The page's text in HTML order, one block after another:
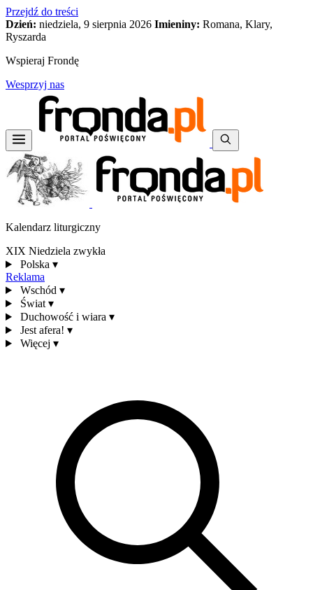
Przejdź do treści
Dzień: niedziela, 9 sierpnia 2026 Imieniny: Romana, Klary,
Ryszarda
Wspieraj Frondę
Wesprzyj nas
Kalendarz liturgiczny
XIX Niedziela zwykła
Polska ▾
Reklama
Wschód ▾
Świat ▾
Duchowość i wiara ▾
Jest afera! ▾
Więcej ▾